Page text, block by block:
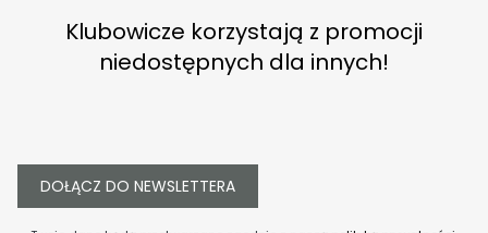
Klubowicze korzystają z promocji
niedostępnych dla innych!
DOŁĄCZ DO NEWSLETTERA